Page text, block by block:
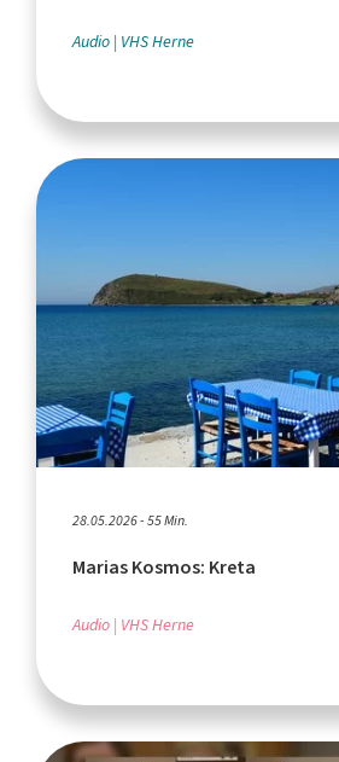
Audio VHS Herne
28.05.2026 - 55 Min.
Marias Kosmos: Kreta
Audio VHS Herne